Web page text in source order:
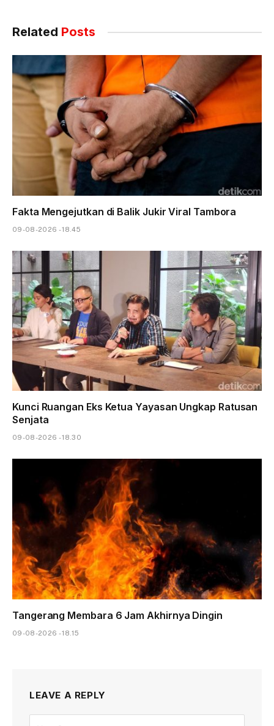
Related Posts
Fakta Mengejutkan di Balik Jukir Viral Tambora
09-08-2026 - 18.45
Kunci Ruangan Eks Ketua Yayasan Ungkap Ratusan
Senjata
09-08-2026 - 18.30
Tangerang Membara 6 Jam Akhirnya Dingin
09-08-2026 - 18.15
LEAVE A REPLY